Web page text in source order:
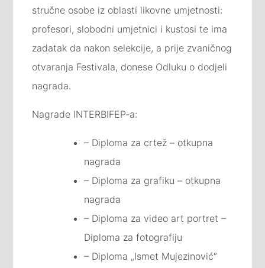
stručne osobe iz oblasti likovne umjetnosti:
profesori, slobodni umjetnici i kustosi te ima
zadatak da nakon selekcije, a prije zvaničnog
otvaranja Festivala, donese Odluku o dodjeli
nagrada.
Nagrade INTERBIFEP-a:
– Diploma za crtež – otkupna
nagrada
– Diploma za grafiku – otkupna
nagrada
– Diploma za video art portret –
Diploma za fotografiju
– Diploma „Ismet Mujezinović“